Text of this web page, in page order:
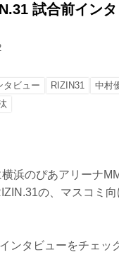
試合前イン
タビュー RIZIN31 中村
浜のぴあアリーナ
の、マスコミ
ンタビューをチェッ